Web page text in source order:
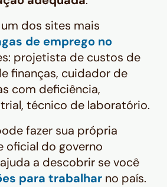
dos sites mais
de emprego no
projetista de custos de
finanças, cuidador de
com deficiência,
técnico de laboratório.
fazer sua própria
oficial do governo
a descobrir se você
para trabalhar no país.